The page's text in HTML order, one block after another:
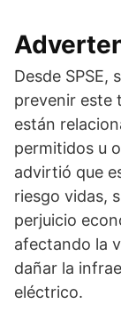
Desde
prevenir este
están
permitidos u
advirtió que
riesgo vidas,
perjuicio
afectando la
dañar la
eléctrico.